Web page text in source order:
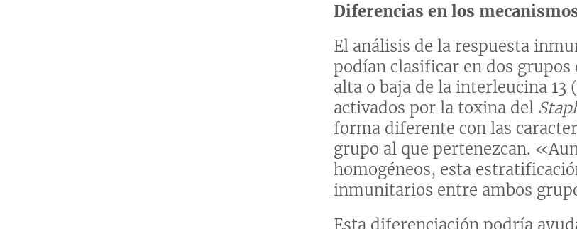
Diferencias en los
El análisis de la respuesta
podían clasificar en dos
alta o baja de la interleucina
activados por la toxina del
forma diferente con las
grupo al que pertenezcan.
homogéneos, esta
inmunitarios entre ambos
Esta diferenciación podría